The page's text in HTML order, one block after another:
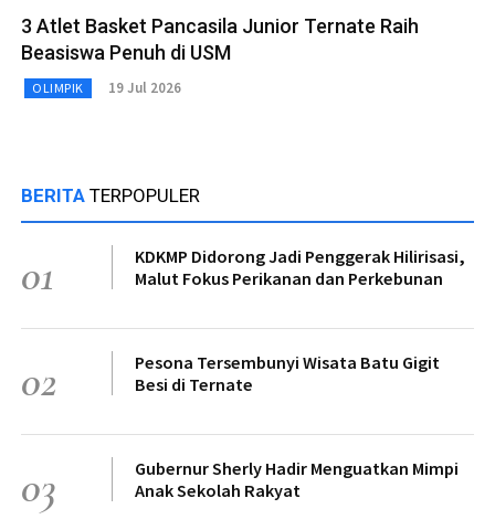
3 Atlet Basket Pancasila Junior Ternate Raih
Beasiswa Penuh di USM
OLIMPIK 19 Jul 2026
BERITA TERPOPULER
01
KDKMP Didorong Jadi Penggerak Hilirisasi,
Malut Fokus Perikanan dan Perkebunan
02
Pesona Tersembunyi Wisata Batu Gigit
Besi di Ternate
03
Gubernur Sherly Hadir Menguatkan Mimpi
Anak Sekolah Rakyat